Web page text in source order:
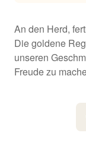
An den Herd,
Die goldene
unseren
Freude zu